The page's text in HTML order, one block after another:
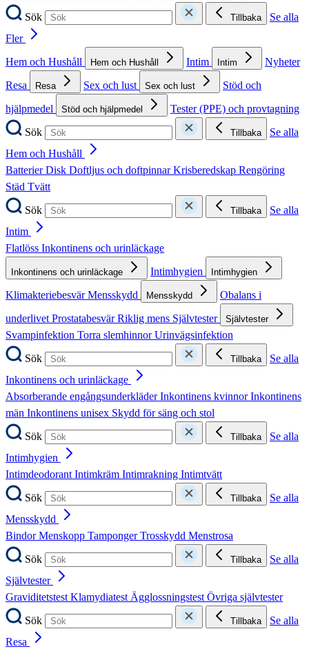
Sök
Tillbaka
Se alla
Fler
Hem och Hushåll
Hem och Hushåll Intim Intim
Nyheter
Resa
Resa Sex och lust Sex och lust
Stöd och
hjälpmedel
Stöd och hjälpmedel
Tester (PPE) och provtagning
Sök
Tillbaka
Se alla
Hem och Hushåll
BatterierDisk Doftljus och doftpinnarKrisberedskap Rengöring
Städ Tvätt
Sök
Tillbaka
Se alla
Intim
Flatlöss Inkontinens och urinläckage
Inkontinens och urinläckage Intimhygien Intimhygien
KlimakteriebesvärMensskydd Mensskydd
Obalans i
underlivetProstatabesvärRiklig mens Självtester Självtester
Svampinfektion Torra slemhinnorUrinvägsinfektion
Sök
Tillbaka
Se alla
Inkontinens och urinläckage
Absorberande engångsunderkläderInkontinens kvinnorInkontinens
män Inkontinens unisex Skydd för säng och stol
Sök
Tillbaka
Se alla
Intimhygien
IntimdeodorantIntimkräm Intimrakning Intimtvätt
Sök
Tillbaka
Se alla
Mensskydd
BindorMenskopp TampongerTrosskydd Menstrosa
Sök
Tillbaka
Se alla
Självtester
GraviditetstestKlamydiatestÄgglossningstestÖvriga självtester
Sök
Tillbaka
Se alla
Resa